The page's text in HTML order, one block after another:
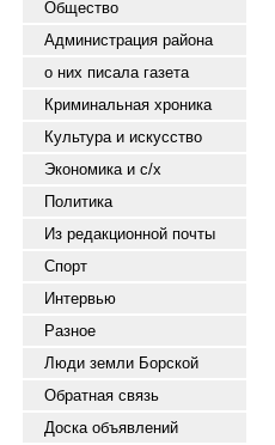
Общество
Администрация района
о них писала газета
Криминальная хроника
Культура и искусство
Экономика и с/х
Политика
Из редакционной почты
Спорт
Интервью
Разное
Люди земли Борской
Обратная связь
Доска объявлений